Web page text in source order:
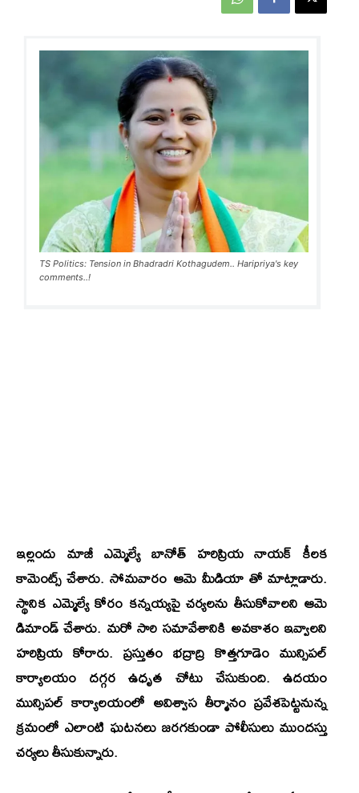
TS Politics: Tension in Bhadradri Kothagudem.. Haripriya's key
comments..!
ఇల్లందు మాజీ ఎమ్మెల్యే బానోత్ హరిప్రియ నాయక్ కీలక
కామెంట్స్ చేశారు. సోమవారం ఆమె మీడియా తో మాట్లాడారు.
స్థానిక ఎమ్మెల్యే కోరం కన్నయ్యపై చర్యలను తీసుకోవాలని ఆమె
డిమాండ్ చేశారు. మరో సారి సమావేశానికి అవకాశం ఇవ్వాలని
హరిప్రియ కోరారు. ప్రస్తుతం భద్రాద్రి కొత్తగూడెం మున్సిపల్
కార్యాలయం దగ్గర ఉధృత చోటు చేసుకుంది. ఉదయం
మున్సిపల్ కార్యాలయంలో అవిశ్వాస తీర్మానం ప్రవేశపెట్టనున్న
క్రమంలో ఎలాంటి ఘటనలు జరగకుండా పోలీసులు ముందస్తు
చర్యలు తీసుకున్నారు.